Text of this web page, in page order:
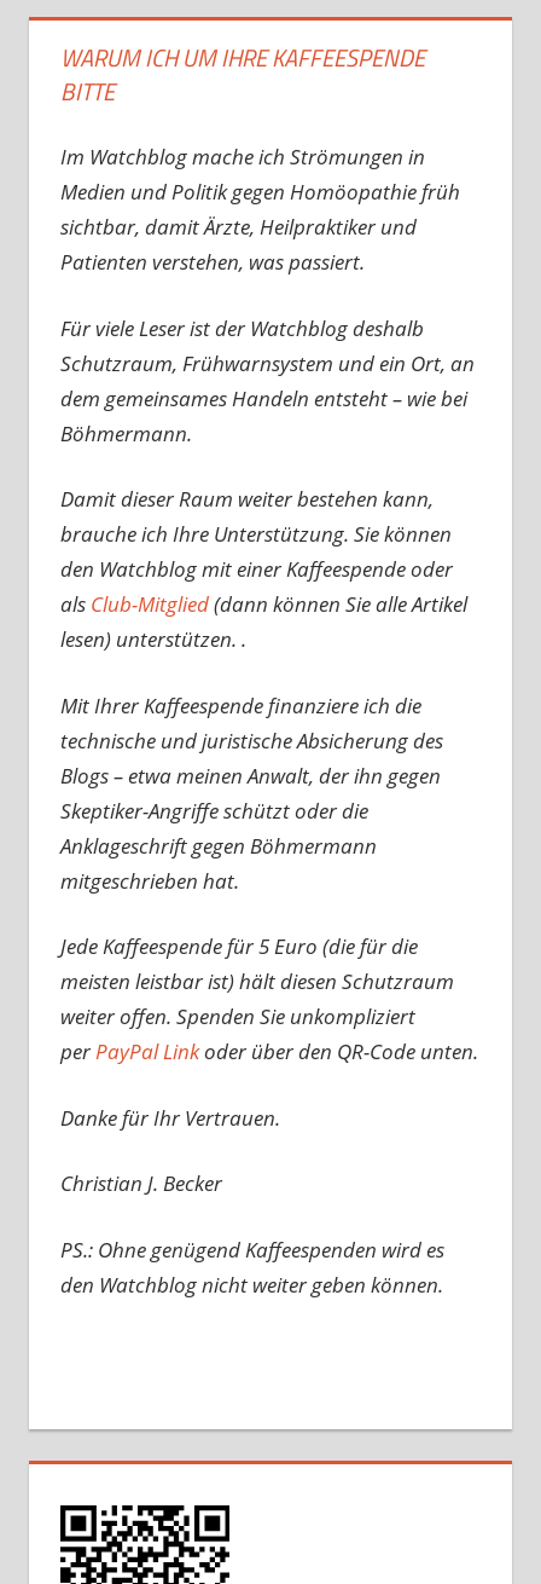
WARUM ICH UM IHRE KAFFEESPENDE
BITTE
Im Watchblog mache ich Strömungen in
Medien und Politik gegen Homöopathie früh
sichtbar, damit Ärzte, Heilpraktiker und
Patienten verstehen, was passiert.
Für viele Leser ist der Watchblog deshalb
Schutzraum, Frühwarnsystem und ein Ort, an
dem gemeinsames Handeln entsteht – wie bei
Böhmermann.
Damit dieser Raum weiter bestehen kann,
brauche ich Ihre Unterstützung. Sie können
den Watchblog mit einer Kaffeespende oder
als Club-Mitglied(dann können Sie alle Artikel
lesen) unterstützen. .
Mit Ihrer Kaffeespende finanziere ich die
technische und juristische Absicherung des
Blogs – etwa meinen Anwalt, der ihn gegen
Skeptiker-Angriffe schützt oder die
Anklageschrift gegen Böhmermann
mitgeschrieben hat.
Jede Kaffeespende für 5 Euro (die für die
meisten leistbar ist) hält diesen Schutzraum
weiter offen. Spenden Sie unkompliziert
perPayPal Linkoder über den QR-Code unten.
Danke für Ihr Vertrauen.
Christian J. Becker
PS.: Ohne genügend Kaffeespenden wird es
den Watchblog nicht weiter geben können.